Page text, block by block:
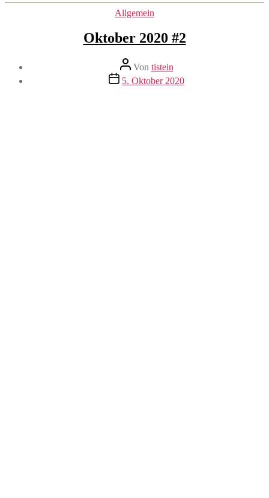
Kategorien
Allgemein
Oktober 2020 #2
Beitragsautor
Von tistein
Veröffentlichungsdatum
5. Oktober 2020